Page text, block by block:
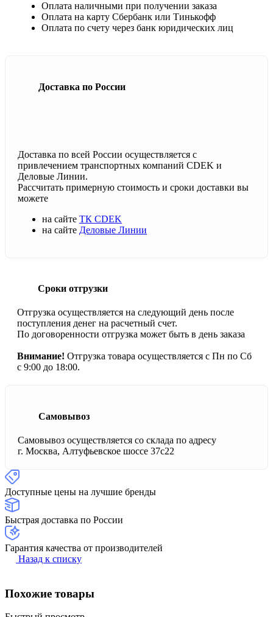
Оплата наличными при получении заказа
Оплата на карту Сбербанк или Тинькофф
Оплата по счету через банк юридических лиц
Доставка по России
Доставка по всей России осуществляется с
привлечением транспортных компаний CDEK и
Деловые Линии.
Рассчитать примерную стоимость и сроки доставки вы
можете
на сайте ТК CDEK
на сайте Деловые Линии
Сроки отгрузки
Отгрузка осуществляется на следующий день после
поступления денег на расчетный счет.
По договоренности отгрузка может быть в день заказа
Внимание! Отгрузка товара осуществляется с Пн по Сб
с 9:00 до 18:00.
Самовывоз
Самовывоз осуществляется со склада по адресу
г. Москва, Алтуфьевское шоссе 37с22
Доступные цены на лучшие бренды
Быстрая доставка по России
Гарантия качества от производителей
Назад к списку
Похожие товары